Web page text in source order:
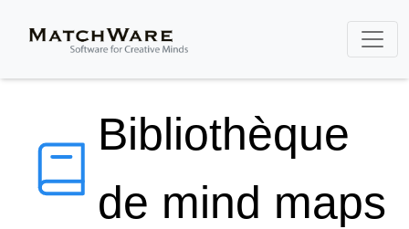
Bibliothèque
de mind maps